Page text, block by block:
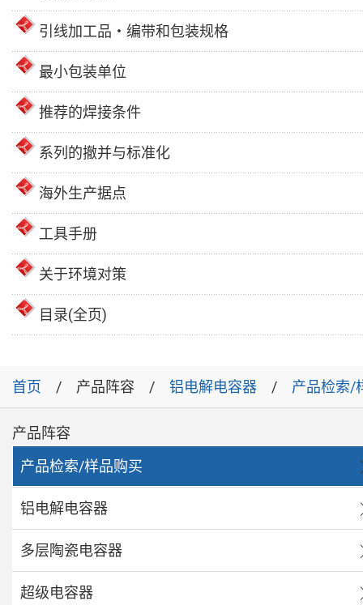
引线加工品・编带和包装规格
最小包装单位
推荐的焊接条件
系列的撤并与标准化
海外生产据点
工具手册
关于环境对策
目录(全页)
首页 产品阵容 铝电解电容器 产品检索/
产品阵容
产品检索/样品购买
铝电解电容器
多层陶瓷电容器
超级电容器